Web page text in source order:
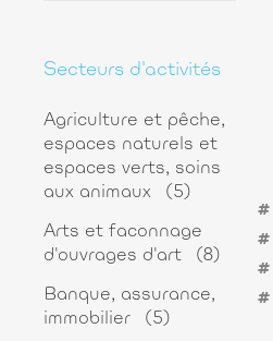
Secteurs d'activités
Agriculture et pêche,
espaces naturels et
espaces verts, soins
aux animaux
(5)
Arts et faconnage
d'ouvrages d'art
(8)
Banque, assurance,
immobilier
(5)